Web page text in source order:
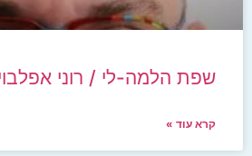
שפת הלמה-לי / רוני
קרא עוד »